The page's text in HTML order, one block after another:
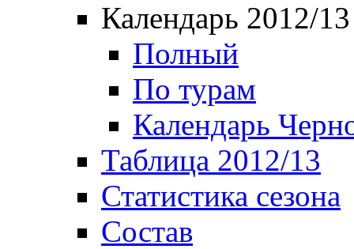
Календарь 2012/13
Полный
По турам
Календарь
Таблица 2012/13
Статистика сезона
Состав